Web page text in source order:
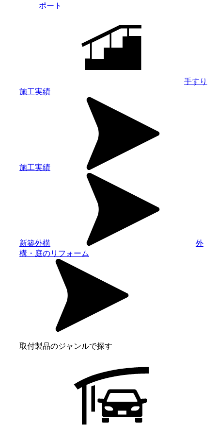
ポート
手すり
施工実績
施工実績
新築外構
外
構・庭のリフォーム
取付製品のジャンルで探す